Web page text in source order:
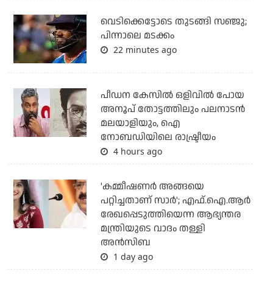
വെടിക്കെട്ടോടെ തുടങ്ങി സഞ്ജു;
പിന്നാലെ മടക്കം
22 minutes ago
പീഡന കേസില്‍ ഒളിവില്‍ പോയ
അനൂപ് തോട്ടത്തിലും പലനാടന്‍
മലയാളിയും, ഐ
നോബഡിയിലെ രാഷ്ട്രീയം
4 hours ago
'കമ്മീഷണര്‍ അങ്ങയെ
പറ്റിച്ചതാണ് സാര്‍'; എഫ്.ഐ.ആര്‍
രേഖപ്പെടുത്തിയെന്ന ആഭ്യന്തര
മന്ത്രിയുടെ വാദം തള്ളി
അന്‍സിബ
1 day ago